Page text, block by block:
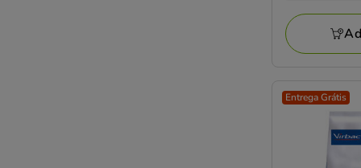
avaliações
85.99€
Entrega Grátis